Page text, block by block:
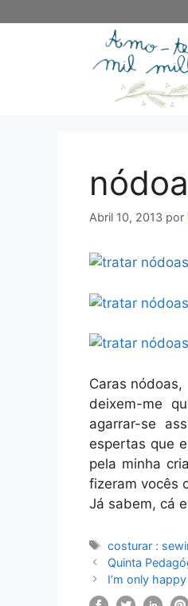
Abril 10, 2013 por
Caras nódoas,
deixem-me
agarrar-se
espertas que
pela minha
fizeram vocês
Já sabem, cá
Etiquetas
costurar :
Quinta
I’m only